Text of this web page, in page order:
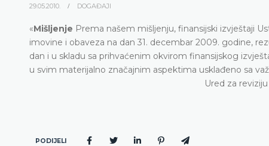
29.05.2010. DOGAĐAJI
«Mišljenje Prema našem mišljenju, finansijski izvještaji
imovine i obaveza na dan 31. decembar 2009. godine,
dan i u skladu sa prihvaćenim okvirom finansijskog
u svim materijalno značajnim aspektima usklađeno sa
Ured za
PODIJELI